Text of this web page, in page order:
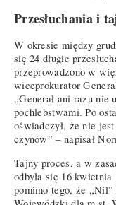
Przesłuchania i
W okresie między
się 24 długie
przeprowadzono w
wiceprokurator
„Generał ani razu
pochlebstwami. Po
oświadczył, że nie
czynów” – napisał
Tajny proces, a w
odbyła się 16
pomimo tego, że